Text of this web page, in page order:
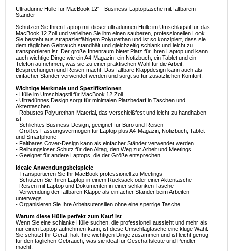
Ultradünne Hülle für MacBook 12" - Business-Laptoptasche mit faltbarem
Ständer
Schützen Sie Ihren Laptop mit dieser ultradünnen Hülle im Umschlagstil für das
MacBook 12 Zoll und verleihen Sie ihm einen sauberen, professionellen Look.
Sie besteht aus strapazierfähigem Polyurethan und ist so konzipiert, dass sie
dem täglichen Gebrauch standhält und gleichzeitig schlank und leicht zu
transportieren ist. Der große Innenraum bietet Platz für Ihren Laptop und kann
auch wichtige Dinge wie ein A4-Magazin, ein Notizbuch, ein Tablet und ein
Telefon aufnehmen, was sie zu einer praktischen Wahl für die Arbeit,
Besprechungen und Reisen macht. Das faltbare Klappdesign kann auch als
einfacher Ständer verwendet werden und sorgt so für zusätzlichen Komfort.
Wichtige Merkmale und Spezifikationen
- Hülle im Umschlagstil für MacBook 12 Zoll
- Ultradünnes Design sorgt für minimalen Platzbedarf in Taschen und
Aktentaschen
- Robustes Polyurethan-Material, das verschleißfest und leicht zu handhaben
ist
- Schlichtes Business-Design, geeignet für Büro und Reisen
- Großes Fassungsvermögen für Laptop plus A4-Magazin, Notizbuch, Tablet
und Smartphone
- Faltbares Cover-Design kann als einfacher Ständer verwendet werden
- Reibungsloser Schutz für den Alltag, den Weg zur Arbeit und Meetings
- Geeignet für andere Laptops, die der Größe entsprechen
Ideale Anwendungsbeispiele
- Transportieren Sie Ihr MacBook professionell zu Meetings
- Schützen Sie Ihren Laptop in einem Rucksack oder einer Aktentasche
- Reisen mit Laptop und Dokumenten in einer schlanken Tasche
- Verwendung der faltbaren Klappe als einfacher Ständer beim Arbeiten
unterwegs
- Organisieren Sie Ihre Arbeitsutensilien ohne eine sperrige Tasche
Warum diese Hülle perfekt zum Kauf ist
Wenn Sie eine schlanke Hülle suchen, die professionell aussieht und mehr als
nur einen Laptop aufnehmen kann, ist diese Umschlagtasche eine kluge Wahl.
Sie schützt Ihr Gerät, hält Ihre wichtigen Dinge zusammen und ist leicht genug
für den täglichen Gebrauch, was sie ideal für Geschäftsleute und Pendler
macht.